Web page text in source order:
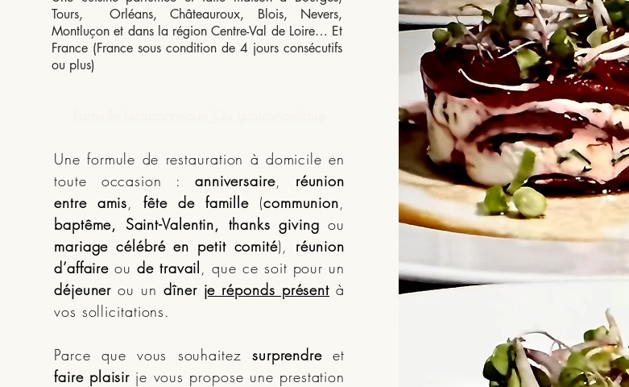
Tours, Orléans, Châteauroux, Blois, Nevers,
Montluçon et dans la région Centre-Val de Loire… Et
France (France sous condition de 4 jours consécutifs
ou plus)
Une formule de restauration à domicile en
toute occasion : anniversaire, réunion
entre amis,fête de famille (communion,
baptême, Saint-Valentin, thanks givingou
mariage célébré en petit comité), réunion
d’affaireou de travail, que ce soit pour un
déjeunerou undîner je réponds présent à
vos sollicitations.
Parce que vous souhaitez surprendreet
faire plaisir je vous propose une prestation